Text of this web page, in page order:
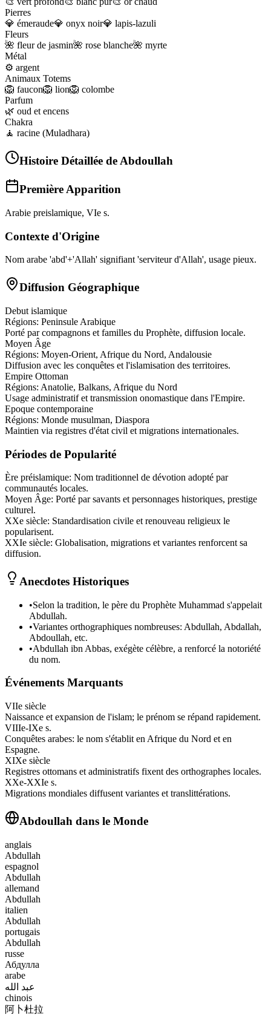
Pierres
💎 émeraude💎 onyx noir💎 lapis-lazuli
Fleurs
🌺 fleur de jasmin🌺 rose blanche🌺 myrte
Métal
⚙️ argent
Animaux Totems
🦁 faucon🦁 lion🦁 colombe
Parfum
🌿 oud et encens
Chakra
🧘 racine (Muladhara)
Histoire Détaillée de Abdoullah
Première Apparition
Arabie preislamique, VIe s.
Contexte d'Origine
Nom arabe 'abd'+'Allah' signifiant 'serviteur d'Allah', usage pieux.
Diffusion Géographique
Debut islamique
Régions: Peninsule Arabique
Porté par compagnons et familles du Prophète, diffusion locale.
Moyen Âge
Régions: Moyen-Orient, Afrique du Nord, Andalousie
Diffusion avec les conquêtes et l'islamisation des territoires.
Empire Ottoman
Régions: Anatolie, Balkans, Afrique du Nord
Usage administratif et transmission onomastique dans l'Empire.
Epoque contemporaine
Régions: Monde musulman, Diaspora
Maintien via registres d'état civil et migrations internationales.
Périodes de Popularité
Ère préislamique: Nom traditionnel de dévotion adopté par
communautés locales.
Moyen Âge: Porté par savants et personnages historiques, prestige
culturel.
XXe siècle: Standardisation civile et renouveau religieux le
popularisent.
XXIe siècle: Globalisation, migrations et variantes renforcent sa
diffusion.
Anecdotes Historiques
•Selon la tradition, le père du Prophète Muhammad s'appelait
Abdullah.
•Variantes orthographiques nombreuses: Abdullah, Abdallah,
Abdoullah, etc.
•Abdullah ibn Abbas, exégète célèbre, a renforcé la notoriété
du nom.
Événements Marquants
VIIe siècle
Naissance et expansion de l'islam; le prénom se répand rapidement.
VIIIe-IXe s.
Conquêtes arabes: le nom s'établit en Afrique du Nord et en
Espagne.
XIXe siècle
Registres ottomans et administratifs fixent des orthographes locales.
XXe-XXIe s.
Migrations mondiales diffusent variantes et translittérations.
Abdoullah dans le Monde
anglais
Abdullah
espagnol
Abdullah
allemand
Abdullah
italien
Abdullah
portugais
Abdullah
russe
Абдулла
arabe
عبد الله
chinois
阿卜杜拉